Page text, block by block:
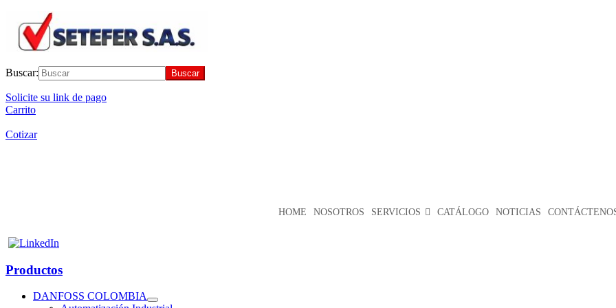
Buscar:
Solicite su link de pago
Carrito
Cotizar
HOME NOSOTROS SERVICIOS CATÁLOGO NOTICIAS
Productos
DANFOSS COLOMBIA